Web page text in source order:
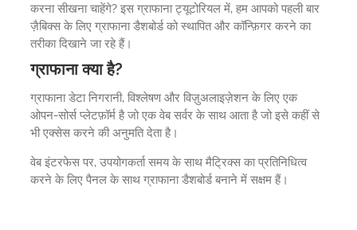
करना सीखना चाहेंगे? इस ग्राफाना ट्यूटोरियल में, हम आपको पहली बार
ज़ैबिक्स के लिए ग्राफाना डैशबोर्ड को स्थापित और कॉन्फ़िगर करने का
तरीका दिखाने जा रहे हैं।
ग्राफाना क्या है?
ग्राफाना डेटा निगरानी, विश्लेषण और विज़ुअलाइज़ेशन के लिए एक
ओपन-सोर्स प्लेटफ़ॉर्म है जो एक वेब सर्वर के साथ आता है जो इसे कहीं से
भी एक्सेस करने की अनुमति देता है।
वेब इंटरफेस पर, उपयोगकर्ता समय के साथ मैट्रिक्स का प्रतिनिधित्व
करने के लिए पैनल के साथ ग्राफाना डैशबोर्ड बनाने में सक्षम हैं।